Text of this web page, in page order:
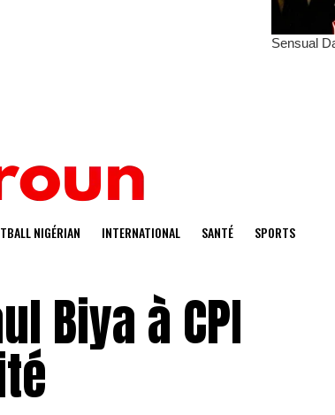
NIGÉRIAN INTERNATIONAL SANTÉ SPORTS
Biya à CPI